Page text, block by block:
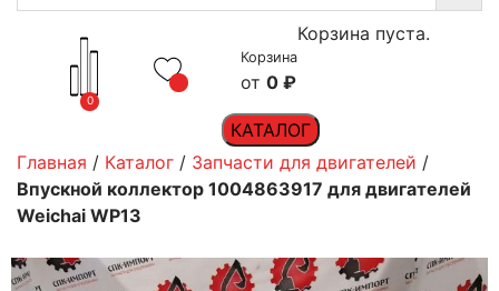
0
Корзина
0 ₽
Корзина пуста.
КАТАЛОГ
Главная / Каталог / Запчасти для двигателей /
Впускной коллектор 1004863917 для двигателей
Weichai WP13